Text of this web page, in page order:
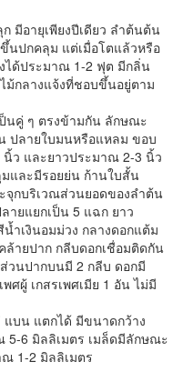
มีอายุเพียงปีเดียว ลำต้นต้น
นปกคลุม แต่เมื่อโตแล้วหรือ
ได้ประมาณ 1-2 ฟุต มีกลิ่น
กลางแจ้งที่ชอบขึ้นอยู่ตาม
ป็นคู่ ๆ ตรงข้ามกัน ลักษณะ
ปลายใบมนหรือแหลม ขอบ
ว และยาวประมาณ 2-3 นิ้ว
และมีรอยย่น ก้านใบสั้น
จุกบริเวณส่วนยอดของลำต้น
ายแยกเป็น 5 แฉก ยาว
ำเงินอมม่วง กลางดอกแต้ม
ล้ายปาก กลีบดอกเชื่อมติดกัน
วนปากบนมี 2 กลีบ ดอกมี
ศผู้ เกสรเพศเมีย 1 อัน ไม่มี
แบน แตกได้ มีขนาดกว้าง
5-6 มิลลิเมตร เมล็ดมีลักษณะ
1-2 มิลลิเมตร